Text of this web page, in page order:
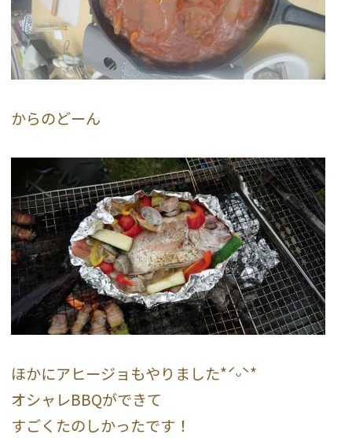
からのどーん
ほかにアヒージョもやりました*ˊᵕˋ*
オシャレBBQができて
すごくたのしかったです！